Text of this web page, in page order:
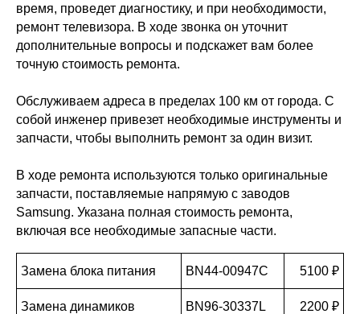
время, проведет диагностику, и при необходимости,
ремонт телевизора. В ходе звонка он уточнит
дополнительные вопросы и подскажет вам более
точную стоимость ремонта.
Обслуживаем адреса в пределах 100 км от города. С
собой инженер привезет необходимые инструменты и
запчасти, чтобы выполнить ремонт за один визит.
В ходе ремонта используются только оригинальные
запчасти, поставляемые напрямую с заводов
Samsung. Указана полная стоимость ремонта,
включая все необходимые запасные части.
Замена блока питания BN44-00947C 5100 ₽
Замена динамиков BN96-30337L 2200 ₽